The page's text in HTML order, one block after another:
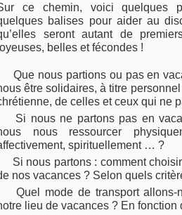
ce chemin, voici quelques
balises pour aider au
seront autant de
belles et fécondes !
Que nous partions ou pas en
être solidaires, à titre
de celles et ceux qui ne
Si nous ne partons pas en
nous ressourcer
spirituellement … ?
Si nous partons : comment
nos vacances ? Selon quels
Quel mode de transport
lieu de vacances ? En fonction